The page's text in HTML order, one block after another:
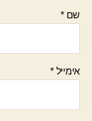
שם*
אימייל*